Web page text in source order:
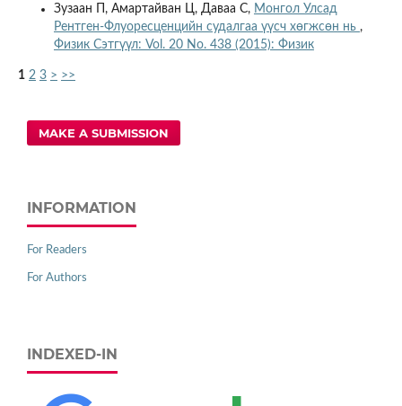
Зузаан П, Амартайван Ц, Даваа С, Монгол Улсад
Рентген-Флуоресценцийн судалгаа үүсч хөгжсөн нь ,
Физик Сэтгүүл: Vol. 20 No. 438 (2015): Физик
1 2 3 > >>
MAKE A SUBMISSION
INFORMATION
For Readers
For Authors
INDEXED-IN